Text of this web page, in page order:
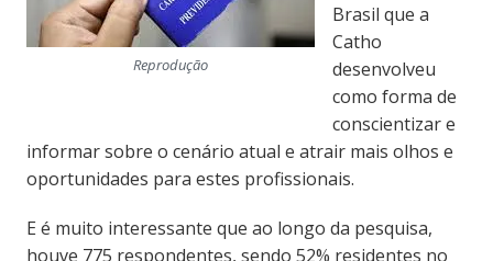
Reprodução
Brasil que a
Catho
desenvolveu
como forma de
conscientizar e
informar sobre o cenário atual e atrair mais olhos e
oportunidades para estes profissionais.
E é muito interessante que ao longo da pesquisa,
houve 775 respondentes, sendo 52% residentes no